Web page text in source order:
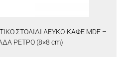
ΣΤΟΛΙΔΙ ΛΕΥΚΟ-ΚΑΦΕ MDF –
ΡΕΤΡΟ (8×8 cm)